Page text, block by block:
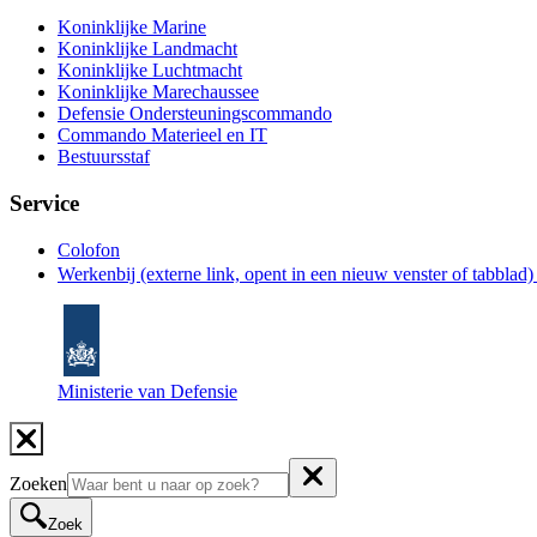
Koninklijke Marine
Koninklijke Landmacht
Koninklijke Luchtmacht
Koninklijke Marechaussee
Defensie Ondersteuningscommando
Commando Materieel en IT
Bestuursstaf
Service
Colofon
Werkenbij (externe link, opent in een nieuw venster of tabblad)
Ministerie van Defensie
Zoeken
Zoek